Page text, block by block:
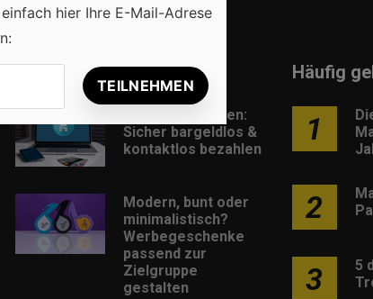
Beliebt
Online-Zahlungen:
Sicher bargeldlos &
kontaktlos bezahlen
Modern, bunt oder
minimalistisch?
Werbegeschenke
passend zur
Zielgruppe
gestalten
Häufig
1
2
3
5
hier Ihre E-Mail-Adrese